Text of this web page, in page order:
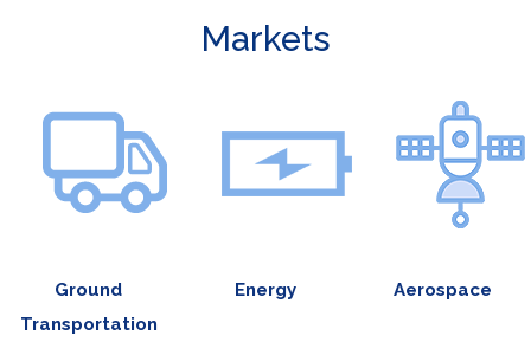
Markets
Ground
Transportation
Energy Aerospace